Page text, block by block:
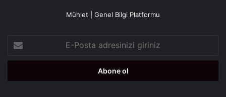
Mühlet | Genel Bilgi Platformu
Posta
adresinizi